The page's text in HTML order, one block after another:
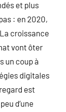
et plus
: en 2020,
croissance
vont ôter
un coup à
digitales
est
d’une